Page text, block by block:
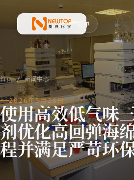
新典化学材料(上海)有
菜单
首页/新闻中心
2026年5月28日
使用高效低气味
剂优化高回弹海
程并满足严苛环